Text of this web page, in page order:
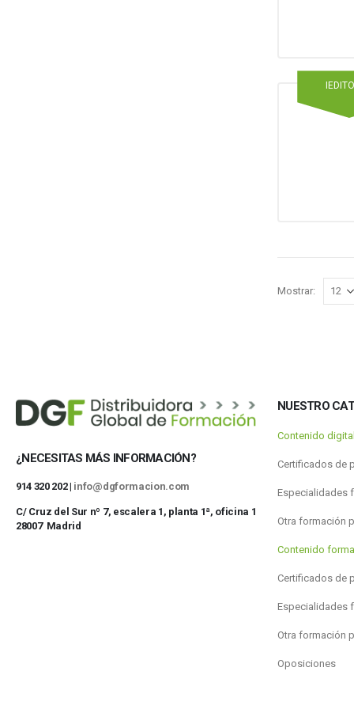
Mostrar:
¿NECESITAS MÁS INFORMACIÓN?
914 320 202 | info@dgformacion.com
C/ Cruz del Sur nº 7, escalera 1, planta 1ª, oficina 1
28007 Madrid
NUESTRO
Contenido
Certificados de
Especialidades
Otra formación
Contenido
Certificados de
Especialidades
Otra formación
Oposiciones